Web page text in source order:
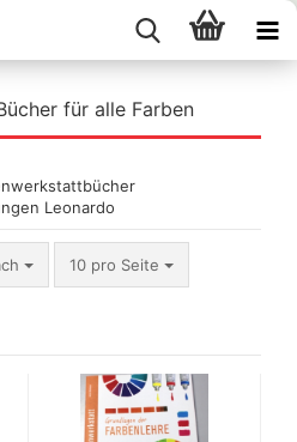
für alle Farben
Leonardo
10 pro Seite
pro Seite